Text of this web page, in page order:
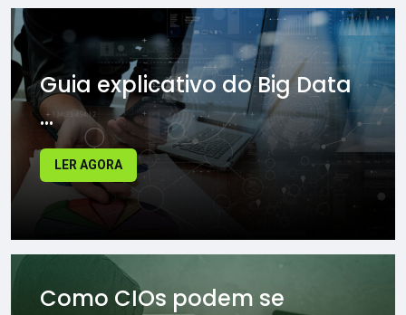
Guia explicativo do Big Data
...
LER AGORA
Como CIOs podem se